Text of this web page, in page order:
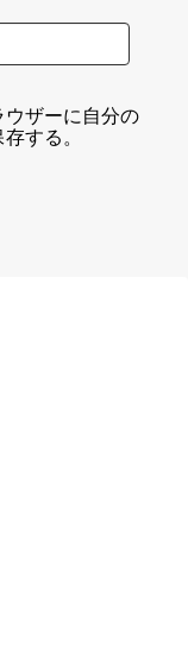
ウザーに自分の
する。